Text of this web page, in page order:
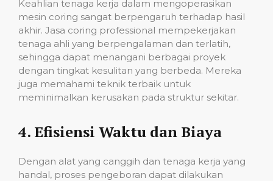
Keahlian tenaga kerja dalam mengoperasikan
mesin coring sangat berpengaruh terhadap hasil
akhir. Jasa coring professional mempekerjakan
tenaga ahli yang berpengalaman dan terlatih,
sehingga dapat menangani berbagai proyek
dengan tingkat kesulitan yang berbeda. Mereka
juga memahami teknik terbaik untuk
meminimalkan kerusakan pada struktur sekitar.
4. Efisiensi Waktu dan Biaya
Dengan alat yang canggih dan tenaga kerja yang
handal, proses pengeboran dapat dilakukan